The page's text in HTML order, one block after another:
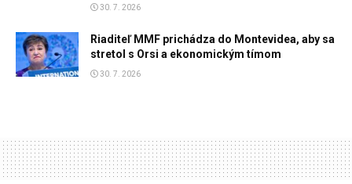
30. 7. 2026
Riaditeľ MMF prichádza do Montevidea, aby sa
stretol s Orsi a ekonomickým tímom
30. 7. 2026